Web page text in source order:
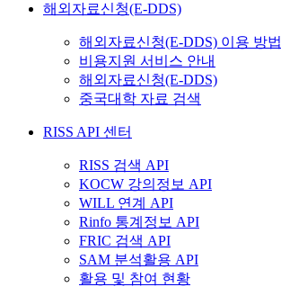
해외자료신청(E-DDS)
해외자료신청(E-DDS) 이용 방법
비용지원 서비스 안내
해외자료신청(E-DDS)
중국대학 자료 검색
RISS API 센터
RISS 검색 API
KOCW 강의정보 API
WILL 연계 API
Rinfo 통계정보 API
FRIC 검색 API
SAM 분석활용 API
활용 및 참여 현황